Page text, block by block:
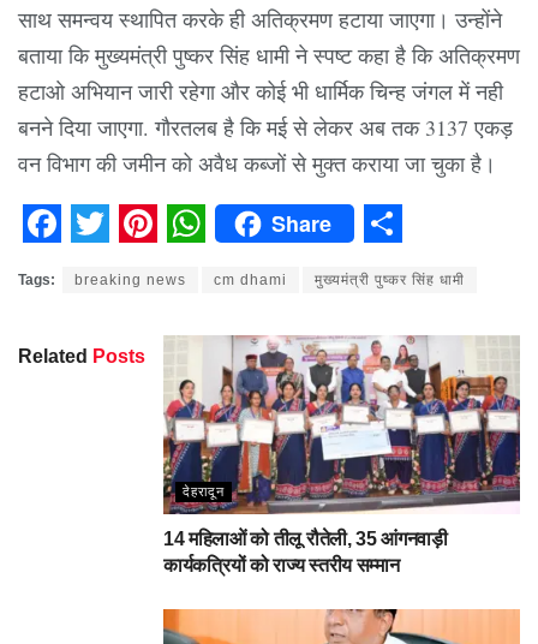
साथ समन्वय स्थापित करके ही अतिक्रमण हटाया जाएगा। उन्होंने
बताया कि मुख्यमंत्री पुष्कर सिंह धामी ने स्पष्ट कहा है कि अतिक्रमण
हटाओ अभियान जारी रहेगा और कोई भी धार्मिक चिन्ह जंगल में नही
बनने दिया जाएगा. गौरतलब है कि मई से लेकर अब तक 3137 एकड़
वन विभाग की जमीन को अवैध कब्जों से मुक्त कराया जा चुका है।
Share
Share
Tags: breaking news cm dhami मुख्यमंत्री पुष्कर सिंह धामी
Related Posts
देहरादून
14 महिलाओं को तीलू रौतेली, 35 आंगनवाड़ी
कार्यकत्रियों को राज्य स्तरीय सम्मान